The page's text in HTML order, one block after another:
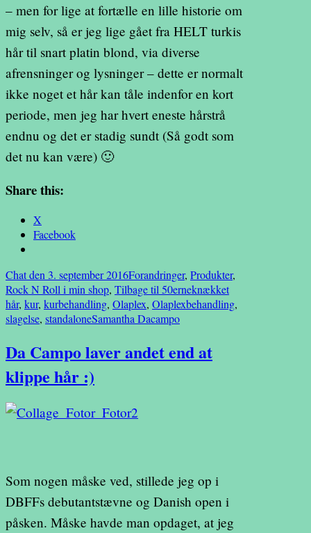
– men for lige at fortælle en lille historie om
mig selv, så er jeg lige gået fra HELT turkis
hår til snart platin blond, via diverse
afrensninger og lysninger – dette er normalt
ikke noget et hår kan tåle indenfor en kort
periode, men jeg har hvert eneste hårstrå
endnu og det er stadig sundt (Så godt som
det nu kan være) 🙂
Share this:
X
Facebook
Chat den 3. september 2016Forandringer, Produkter,
Rock N Roll i min shop, Tilbage til 50erneknækket
hår, kur, kurbehandling, Olaplex, Olaplexbehandling,
slagelse, standaloneSamantha Dacampo
Da Campo laver andet end at
klippe hår :)
Som nogen måske ved, stillede jeg op i
DBFFs debutantstævne og Danish open i
påsken. Måske havde man opdaget, at jeg